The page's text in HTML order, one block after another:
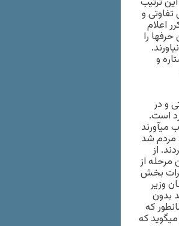
تفاوتی و
اعلام
را
و
و در
است.
میآورند
مردم شد
از
از
بخش
وزیر
بدون
که
که